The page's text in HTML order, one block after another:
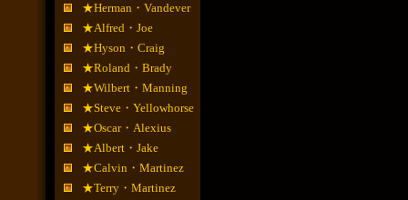
★Herman・Vandever
★Alfred・Joe
★Hyson・Craig
★Roland・Brady
★Wilbert・Manning
★Steve・Yellowhorse
★Oscar・Alexius
★Albert・Jake
★Calvin・Martinez
★Terry・Martinez